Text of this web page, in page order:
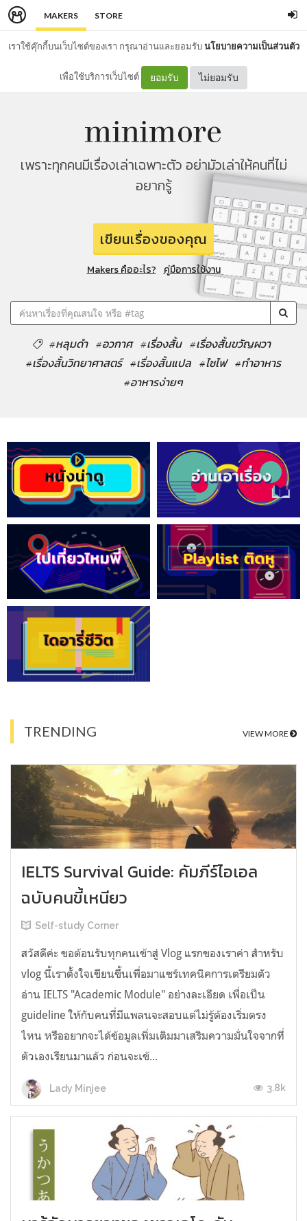
MAKERS STORE
เราใช้คุ๊กกี้บนเว็บไซต์ของเรา กรุณาอ่านและยอมรับนโยบายความเป็นส่วนตัว
เพื่อใช้บริการเว็บไซต์ ยอมรับ ไม่ยอมรับ
เพราะทุกคนมีเรื่องเล่าเฉพาะตัว อย่ามัวเล่าให้คนที่ไม่
อยากรู้
เขียนเรื่องของคุณ
Makers คืออะไร? คู่มือการใช้งาน
#หลุมดำ #อวกาศ #เรื่องสั้น #เรื่องสั้นขวัญผวา
#เรื่องสั้นวิทยาศาสตร์ #เรื่องสั้นแปล #ไซไฟ #ทำอาหาร
#อาหารง่ายๆ
TRENDING VIEW MORE
IELTS Survival Guide: คัมภีร์ไอเอล
ฉบับคนขี้เหนียว
Self-study Corner
สวัสดีค่ะ ขอต้อนรับทุกคนเข้าสู่ Vlog แรกของเราค่า สำหรับ
vlog นี้เราตั้งใจเขียนขึ้นเพื่อมาแชร์เทคนิคการเตรียมตัว
อ่าน IELTS "Academic Module" อย่างละเอียด เพื่อเป็น
guideline ให้กับคนที่มีแพลนจะสอบแต่ไม่รู้ต้องเริ่มตรง
ไหน หรืออยากจะได้ข้อมูลเพิ่มเติมมาเสริมความมั่นใจจากที่
ตัวเองเรียนมาแล้ว ก่อนจะเข้...
Lady Minjee 3.8k